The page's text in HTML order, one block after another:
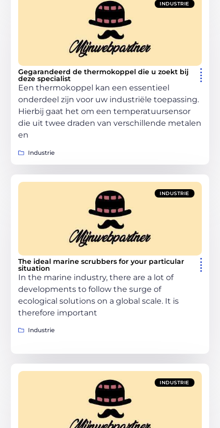
INDUSTRIE
Gegarandeerd de thermokoppel die u zoekt bij
deze specialist
Een thermokoppel kan een essentieel
onderdeel zijn voor uw industriële toepassing.
Hierbij gaat het om een temperatuursensor
die uit twee draden van verschillende metalen
en
Industrie
INDUSTRIE
The ideal marine scrubbers for your particular
situation
In the marine industry, there are a lot of
developments to follow the surge of
ecological solutions on a global scale. It is
therefore important
Industrie
INDUSTRIE